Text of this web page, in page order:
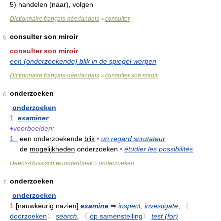
5) handelen (naar), volgen
Dictionnaire français-néerlandais > consulter
5
consulter son miroir
consulter son miroir
een (onderzoekende) blik in de spiegel werpen
Dictionnaire français-néerlandais > consulter son miroir
6
onderzoeken
onderzoeken
1
examiner
♦voorbeelden:
1
een onderzoekende blik • un regard scrutateur
de mogelijkheden onderzoeken • étudier les possibilités
Deens-Russisch woordenboek > onderzoeken
7
onderzoeken
onderzoeken
1 [nauwkeurig nazien] examine ⇒ inspect, investigate
〈
doorzoeken〉 search 〈 op samenstelling〉
test (for)